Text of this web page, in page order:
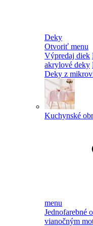
Deky
Otvoriť menu
Výpredaj diek
akrylové deky
Deky z
Kuchynské
menu
Jednofarebné
vianočným